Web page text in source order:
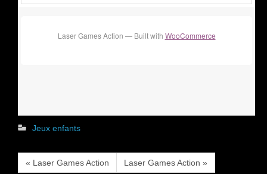
Laser Games Action — Built with WooCommerce
Jeux enfants
« Laser Games Action Laser Games Action »